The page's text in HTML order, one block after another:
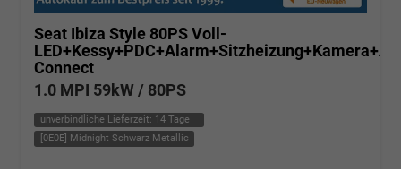
Seat Ibiza Style 80PS Voll-
Connect
1.0 MPI 59kW / 80PS
unverbindliche Lieferzeit: 14 Tage
[0E0E] Midnight Schwarz Metallic